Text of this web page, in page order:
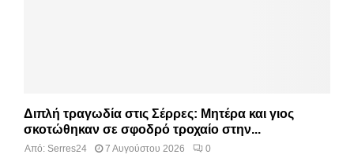
Διπλή τραγωδία στις Σέρρες: Μητέρα και γιος
σκοτώθηκαν σε σφοδρό τροχαίο στην...
Από: Serres24 7 Αυγούστου 2026 0